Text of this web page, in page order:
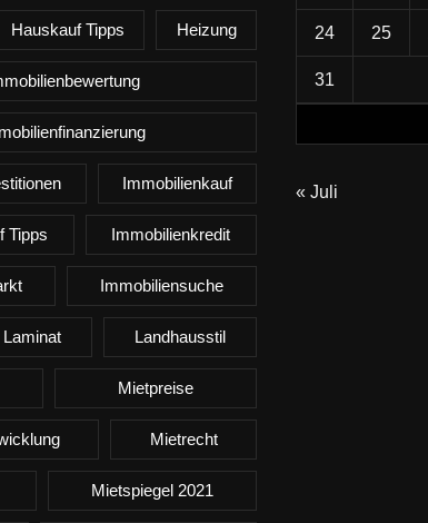
Hauskauf Tipps Heizung
Immobilienkauf
Tipps Immobilienkredit
Immobiliensuche
Laminat Landhausstil
Mietpreise
Mietrecht
Mietspiegel 2021
24 25
31
« Juli